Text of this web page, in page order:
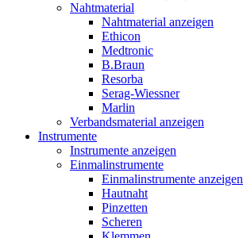
Nahtmaterial
Nahtmaterial anzeigen
Ethicon
Medtronic
B.Braun
Resorba
Serag-Wiessner
Marlin
Verbandsmaterial anzeigen
Instrumente
Instrumente anzeigen
Einmalinstrumente
Einmalinstrumente anzeigen
Hautnaht
Pinzetten
Scheren